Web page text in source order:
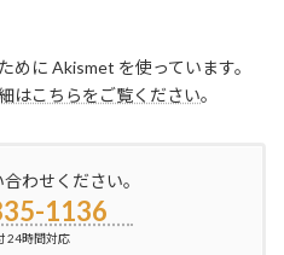
めに Akismet を使っています。
はこちらをご覧ください。
わせください。
1136
24時間対応